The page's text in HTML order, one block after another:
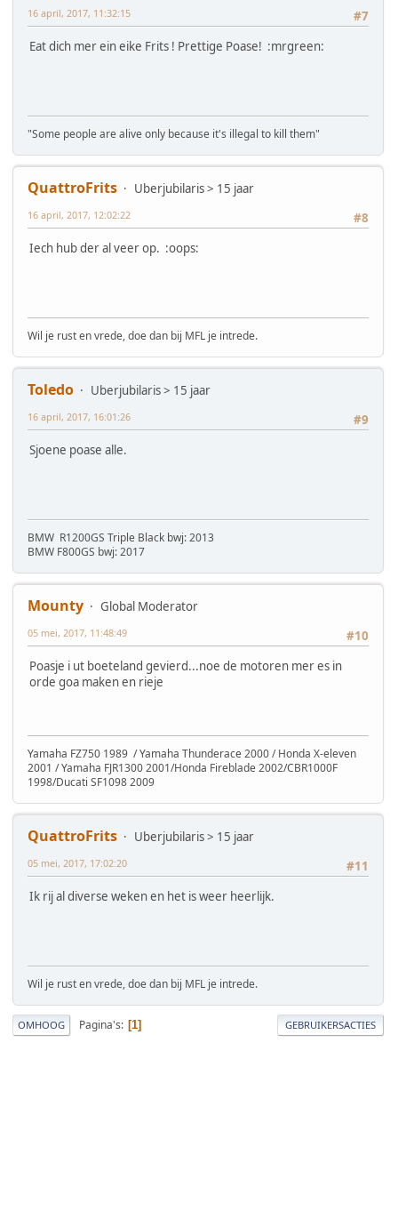
#7
16 april, 2017, 11:32:15
Eat dich mer ein eike Frits ! Prettige Poase! :mrgreen:
"Some people are alive only because it's illegal to kill them"
QuattroFrits
Uberjubilaris > 15 jaar
#8
16 april, 2017, 12:02:22
Iech hub der al veer op. :oops:
Wil je rust en vrede, doe dan bij MFL je intrede.
Toledo
Uberjubilaris > 15 jaar
#9
16 april, 2017, 16:01:26
Sjoene poase alle.
BMW R1200GS Triple Black bwj: 2013
BMW F800GS bwj: 2017
Mounty
Global Moderator
#10
05 mei, 2017, 11:48:49
Poasje i ut boeteland gevierd...noe de motoren mer es in
orde goa maken en rieje
Yamaha FZ750 1989 / Yamaha Thunderace 2000 / Honda X-eleven
2001 / Yamaha FJR1300 2001/Honda Fireblade 2002/CBR1000F
1998/Ducati SF1098 2009
QuattroFrits
Uberjubilaris > 15 jaar
#11
05 mei, 2017, 17:02:20
Ik rij al diverse weken en het is weer heerlijk.
Wil je rust en vrede, doe dan bij MFL je intrede.
OMHOOG Pagina's 1 GEBRUIKERSACTIES